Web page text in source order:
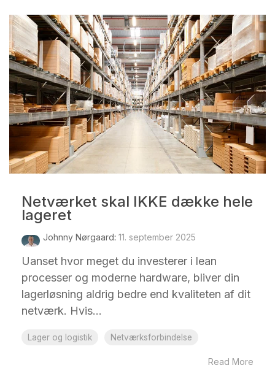
Netværket skal IKKE dække hele
lageret
Johnny Nørgaard: 11. september 2025
Uanset hvor meget du investerer i lean
processer og moderne hardware, bliver din
lagerløsning aldrig bedre end kvaliteten af dit
netværk. Hvis...
Lager og logistik Netværksforbindelse
Read More